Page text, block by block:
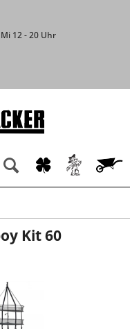
12 - 20 Uhr
Kit 60